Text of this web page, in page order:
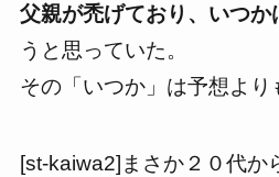
父親が禿げており、いつか
うと思っていた。
その「いつか」は予想より
[st-kaiwa2]まさか２０代か